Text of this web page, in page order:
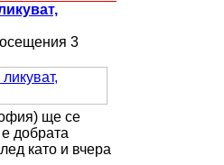
3
ще се
добрата
като и вчера